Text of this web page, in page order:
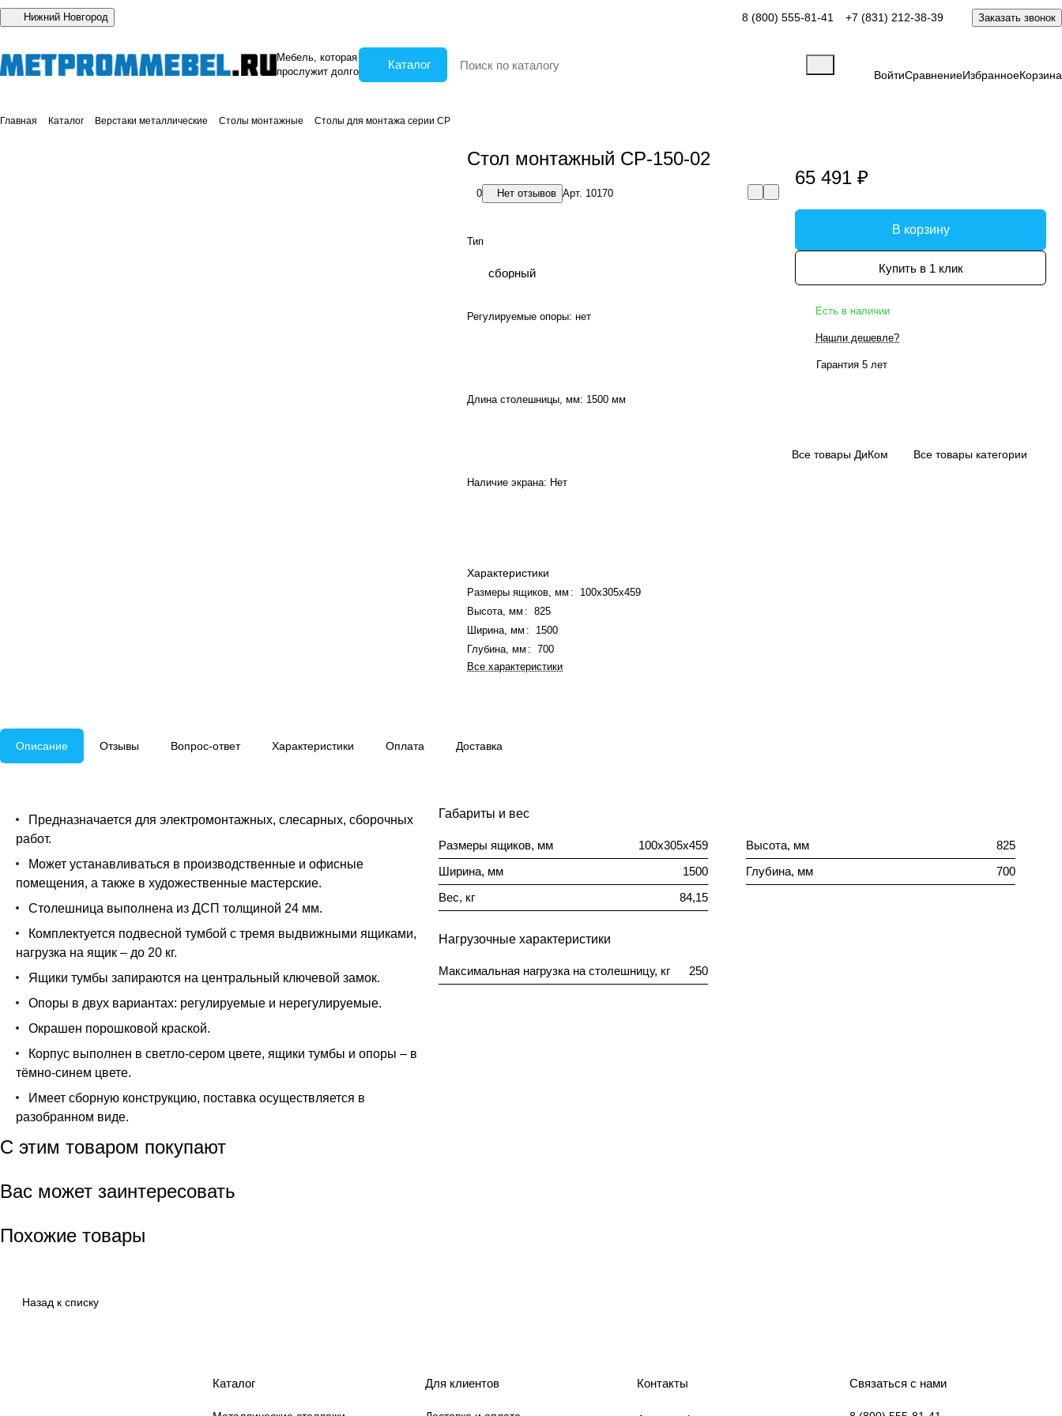
Нижний Новгород 8 (800) 555-81-41 +7 (831) 212-38-39 Заказать звонок
Мебель, которая
прослужит долго
Каталог
ВойтиСравнениеИзбранноеКорзина
Главная Каталог Верстаки металлические Столы монтажные Столы для монтажа серии СP
Стол монтажный СР-150-02
0 Нет отзывов Арт. 10170
Тип
сборный
Регулируемые опоры:нет
Длина столешницы, мм: 1500 мм
Наличие экрана: Нет
Характеристики
Размеры ящиков, мм :
100х305х459
Высота, мм :
825
Ширина, мм :
1500
Глубина, мм :
700
Все характеристики
65 491 ₽
В корзину
Купить в 1 клик
Есть в наличии
Нашли дешевле?
Гарантия 5 лет
Все товары ДиКом Все товары категории
Описание Отзывы Вопрос-ответ Характеристики Оплата Доставка
Предназначается для электромонтажных, слесарных, сборочных
работ.
Может устанавливаться в производственные и офисные
помещения, а также в художественные мастерские.
Столешница выполнена из ДСП толщиной 24 мм.
Комплектуется подвесной тумбой с тремя выдвижными ящиками,
нагрузка на ящик – до 20 кг.
Ящики тумбы запираются на центральный ключевой замок.
Опоры в двух вариантах: регулируемые и нерегулируемые.
Окрашен порошковой краской.
Корпус выполнен в светло-сером цвете, ящики тумбы и опоры – в
тёмно-синем цвете.
Имеет сборную конструкцию, поставка осуществляется в
разобранном виде.
Габариты и вес
Размеры ящиков, мм 100х305х459 Высота, мм
825
Ширина, мм
1500 Глубина, мм
700
Вес, кг
84,15
Нагрузочные характеристики
Максимальная нагрузка на столешницу, кг 250
С этим товаром покупают
Вас может заинтересовать
Похожие товары
Назад к списку
Каталог Для клиентов Контакты Связаться с нами